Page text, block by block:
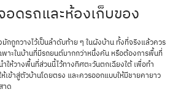
ดรถและห้องเก็บของ
กถูกวางไว้เป็นลำดับท้าย ๆ ในผังบ้าน ทั้งที่จริงแล้วควร
าะในบ้านที่มีรถยนต์มากกว่าหนึ่งคัน หรือต้องการพื้นที่
ให้วางพื้นที่ส่วนนี้ไว้ทางทิศตะวันตกเฉียงใต้ เพื่อทำ
เข้าสู่ตัวบ้านโดยตรง และควรออกแบบให้มีชายคายาว
าด